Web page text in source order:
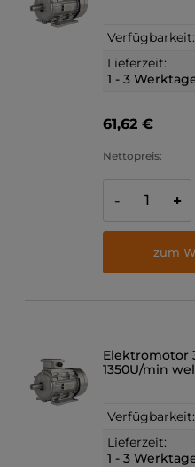
Verfügbarkeit:
Lieferzeit:
1 - 3
61,62 €
Nettopreis:
- +
zum
Elektromotor
1350U/min
Verfügbarkeit:
Lieferzeit:
1 - 3